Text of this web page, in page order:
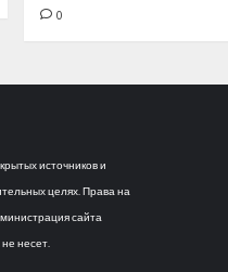
0
источников и
целях. Права на
сайта
несет.